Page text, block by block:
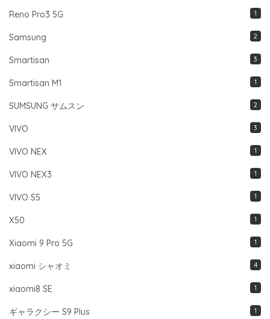
Reno Pro3 5G 1
Samsung 2
Smartisan 3
Smartisan M1 1
SUMSUNG サムスン 2
VIVO 3
VIVO NEX 1
VIVO NEX3 1
VIVO S5 1
X50 1
Xiaomi 9 Pro 5G 1
xiaomi シャオミ 4
xiaomi8 SE 1
ギャラクシー S9 Plus 1